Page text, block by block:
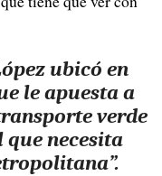
ubicó en
le apuesta a
verde
necesita